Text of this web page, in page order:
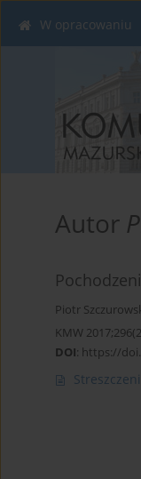
W opracowaniu
Autor
Piotr
KMW
DOI: https://